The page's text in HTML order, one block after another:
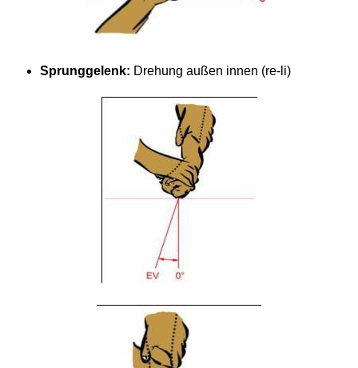
Sprunggelenk: Drehung außen innen (re-li)